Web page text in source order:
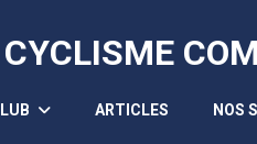
ARTICLES NOS